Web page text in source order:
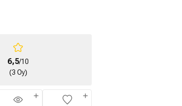
6,5/10
(3 Oy)